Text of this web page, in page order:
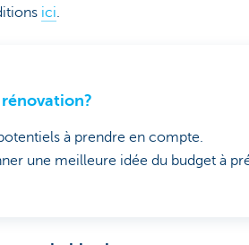
ici.
à prendre en compte.
une meilleure idée du budget à